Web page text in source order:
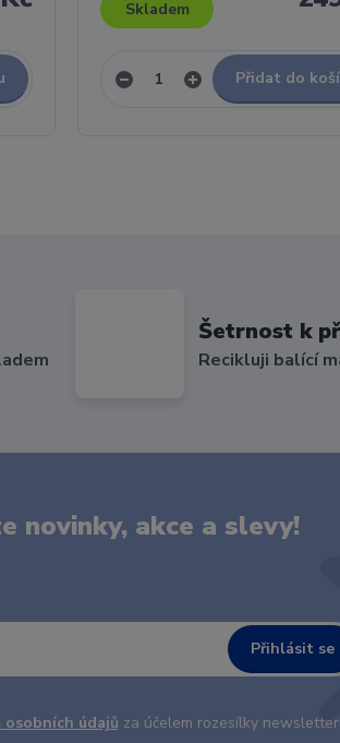
Skladem
Přidat do
Šetrnost k
Recikluji balící
novinky, akce a slevy!
Přihlásit se
osobních údajů za účelem rozesílky